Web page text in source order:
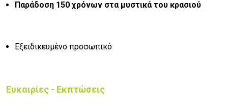
Παράδοση 150 χρόνων στα μυστικά του κρασιού
Εξειδικευμένο προσωπικό
Ευκαιρίες - Εκπτώσεις